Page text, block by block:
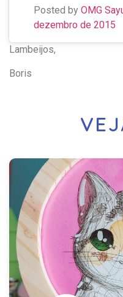
Posted by OMG
dezembro de 2015
Lambeijos,
Boris